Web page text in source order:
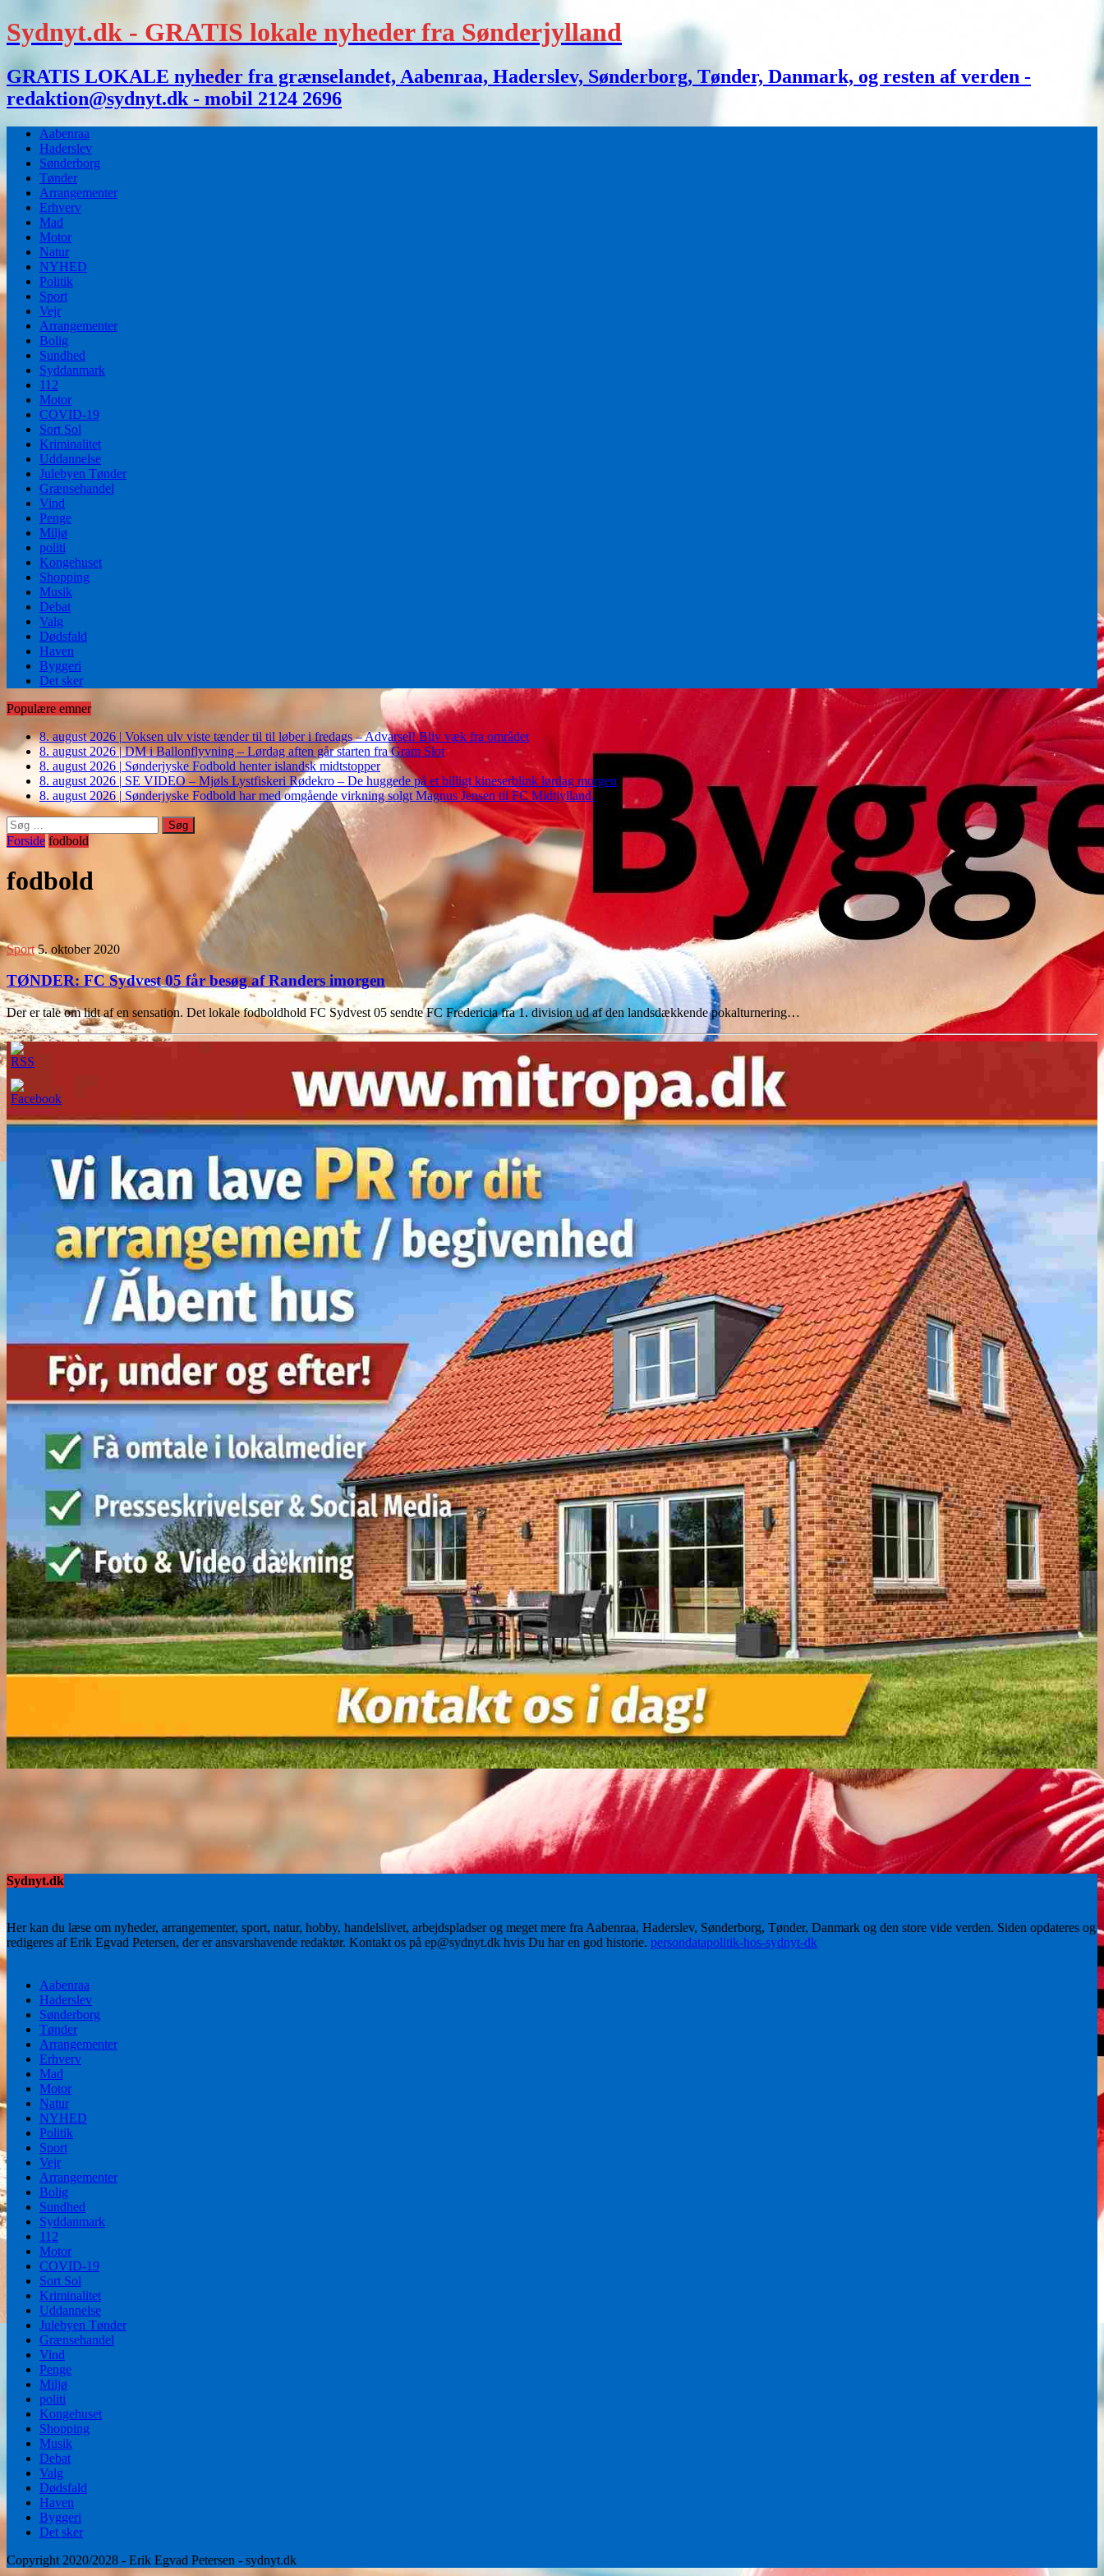
Sydnyt.dk - GRATIS lokale nyheder fra Sønderjylland
GRATIS LOKALE nyheder fra grænselandet, Aabenraa, Haderslev, Sønderborg, Tønder, Danmark, og resten af verden -
redaktion@sydnyt.dk - mobil 2124 2696
Aabenraa
Haderslev
Sønderborg
Tønder
Arrangementer
Erhverv
Mad
Motor
Natur
NYHED
Politik
Sport
Vejr
Arrangementer
Bolig
Sundhed
Syddanmark
112
Motor
COVID-19
Sort Sol
Kriminalitet
Uddannelse
Julebyen Tønder
Grænsehandel
Vind
Penge
Miljø
politi
Kongehuset
Shopping
Musik
Debat
Valg
Dødsfald
Haven
Byggeri
Det sker
Populære emner
8. august 2026 | Voksen ulv viste tænder til til løber i fredags – Advarsel! Bliv væk fra området
8. august 2026 | DM i Ballonflyvning – Lørdag aften går starten fra Gram Slot
8. august 2026 | Sønderjyske Fodbold henter islandsk midtstopper
8. august 2026 | SE VIDEO – Mjøls Lystfiskeri Rødekro – De huggede på et billigt kineserblink lørdag morgen
8. august 2026 | Sønderjyske Fodbold har med omgående virkning solgt Magnus Jensen til FC Midtjylland.
Søg
efter:
Forside fodbold
fodbold
Sport 5. oktober 2020
TØNDER: FC Sydvest 05 får besøg af Randers imorgen
Der er tale om lidt af en sensation. Det lokale fodboldhold FC Sydvest 05 sendte FC Fredericia fra 1. division ud af den landsdækkende pokalturnering…
Sydnyt.dk
Her kan du læse om nyheder, arrangementer, sport, natur, hobby, handelslivet, arbejdspladser og meget mere fra Aabenraa, Haderslev, Sønderborg, Tønder, Danmark og den store vide verden. Siden opdateres og
redigeres af Erik Egvad Petersen, der er ansvarshavende redaktør. Kontakt os på ep@sydnyt.dk hvis Du har en god historie. persondatapolitik-hos-sydnyt-dk
Aabenraa
Haderslev
Sønderborg
Tønder
Arrangementer
Erhverv
Mad
Motor
Natur
NYHED
Politik
Sport
Vejr
Arrangementer
Bolig
Sundhed
Syddanmark
112
Motor
COVID-19
Sort Sol
Kriminalitet
Uddannelse
Julebyen Tønder
Grænsehandel
Vind
Penge
Miljø
politi
Kongehuset
Shopping
Musik
Debat
Valg
Dødsfald
Haven
Byggeri
Det sker
Copyright 2020/2028 - Erik Egvad Petersen - sydnyt.dk